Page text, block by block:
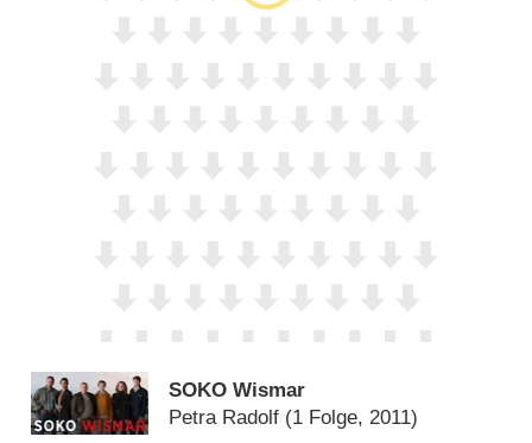
SOKO Wismar
Petra Radolf (1 Folge, 2011)